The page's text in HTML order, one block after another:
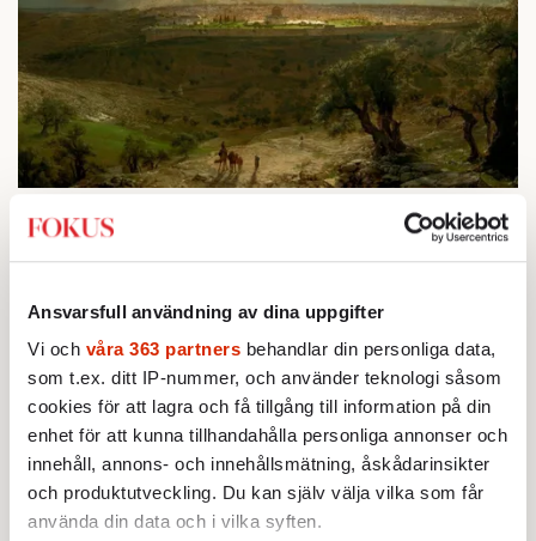
Ansvarsfull användning av dina uppgifter
Vi och våra 363 partners behandlar din personliga data,
som t.ex. ditt IP-nummer, och använder teknologi såsom
cookies för att lagra och få tillgång till information på din
enhet för att kunna tillhandahålla personliga annonser och
innehåll, annons- och innehållsmätning, åskådarinsikter
och produktutveckling. Du kan själv välja vilka som får
använda din data och i vilka syften.
För judar, kristna och muslimer är Jerusalem en helig stad, en
”axis mundi” som förbinder det gudomliga och jordiska.
Målning av Frederic Edwin Church från 1870. Foto:
För Eliade var det också skälet till den
moderna människans existentiella ångest,
hon saknar en relation till den transcendenta
ordning som gav tidigare generationer
mening. Religionen lämnar oss inte heller,